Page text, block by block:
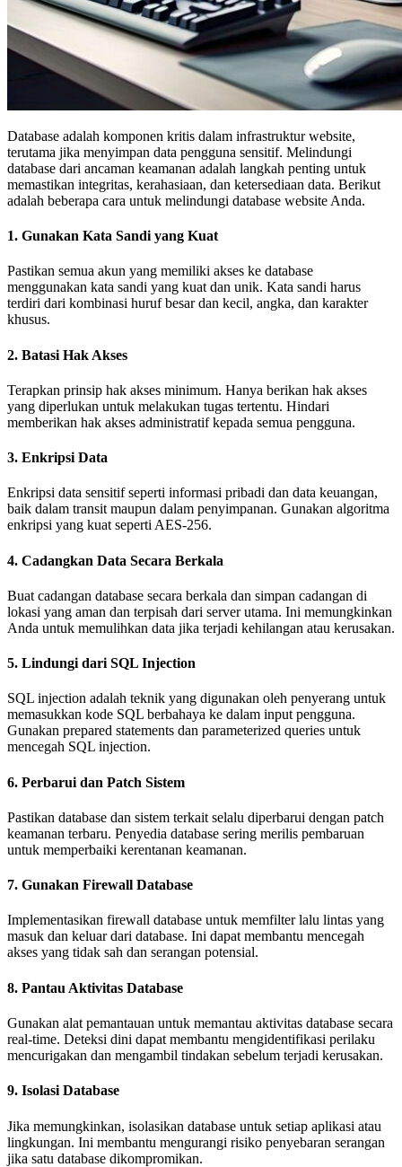
Database adalah komponen kritis dalam infrastruktur website,
terutama jika menyimpan data pengguna sensitif. Melindungi
database dari ancaman keamanan adalah langkah penting untuk
memastikan integritas, kerahasiaan, dan ketersediaan data. Berikut
adalah beberapa cara untuk melindungi database website Anda.
1. Gunakan Kata Sandi yang Kuat
Pastikan semua akun yang memiliki akses ke database
menggunakan kata sandi yang kuat dan unik. Kata sandi harus
terdiri dari kombinasi huruf besar dan kecil, angka, dan karakter
khusus.
2. Batasi Hak Akses
Terapkan prinsip hak akses minimum. Hanya berikan hak akses
yang diperlukan untuk melakukan tugas tertentu. Hindari
memberikan hak akses administratif kepada semua pengguna.
3. Enkripsi Data
Enkripsi data sensitif seperti informasi pribadi dan data keuangan,
baik dalam transit maupun dalam penyimpanan. Gunakan algoritma
enkripsi yang kuat seperti AES-256.
4. Cadangkan Data Secara Berkala
Buat cadangan database secara berkala dan simpan cadangan di
lokasi yang aman dan terpisah dari server utama. Ini memungkinkan
Anda untuk memulihkan data jika terjadi kehilangan atau kerusakan.
5. Lindungi dari SQL Injection
SQL injection adalah teknik yang digunakan oleh penyerang untuk
memasukkan kode SQL berbahaya ke dalam input pengguna.
Gunakan prepared statements dan parameterized queries untuk
mencegah SQL injection.
6. Perbarui dan Patch Sistem
Pastikan database dan sistem terkait selalu diperbarui dengan patch
keamanan terbaru. Penyedia database sering merilis pembaruan
untuk memperbaiki kerentanan keamanan.
7. Gunakan Firewall Database
Implementasikan firewall database untuk memfilter lalu lintas yang
masuk dan keluar dari database. Ini dapat membantu mencegah
akses yang tidak sah dan serangan potensial.
8. Pantau Aktivitas Database
Gunakan alat pemantauan untuk memantau aktivitas database secara
real-time. Deteksi dini dapat membantu mengidentifikasi perilaku
mencurigakan dan mengambil tindakan sebelum terjadi kerusakan.
9. Isolasi Database
Jika memungkinkan, isolasikan database untuk setiap aplikasi atau
lingkungan. Ini membantu mengurangi risiko penyebaran serangan
jika satu database dikompromikan.